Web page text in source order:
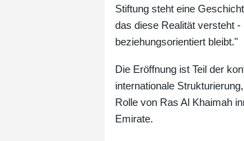
Stiftung steht eine
das diese Realität versteht
beziehungsorientiert bleibt."
Die Eröffnung ist Teil der
internationale
Rolle von Ras Al Khaimah
Emirate.